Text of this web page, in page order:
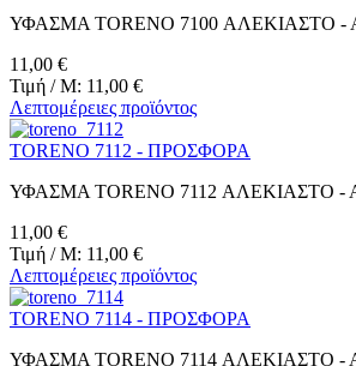
ΥΦΑΣΜΑ TORENO 7100 ΑΛΕΚΙΑΣΤΟ
11,00 €
Τιμή / M: 11,00 €
Λεπτομέρειες προϊόντος
TORENO 7112 - ΠΡΟΣΦΟΡΑ
ΥΦΑΣΜΑ TORENO 7112 ΑΛΕΚΙΑΣΤΟ
11,00 €
Τιμή / M: 11,00 €
Λεπτομέρειες προϊόντος
TORENO 7114 - ΠΡΟΣΦΟΡΑ
ΥΦΑΣΜΑ TORENO 7114 ΑΛΕΚΙΑΣΤΟ